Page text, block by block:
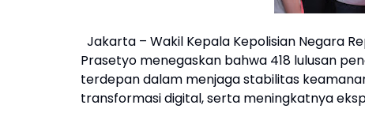
Jakarta – Wakil Kepala Kepolisian Negara
Prasetyo menegaskan bahwa 418 lulusan
terdepan dalam menjaga stabilitas
transformasi digital, serta meningkatnya